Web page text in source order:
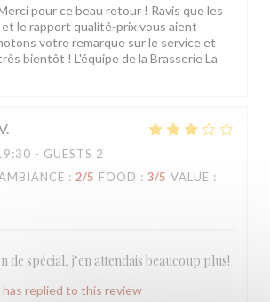
pour ce beau retour ! Ravis que les
et le rapport qualité-prix vous aient
votre remarque sur le service et
bientôt ! L'équipe de la Brasserie La
- GUESTS 2
: 2/5 FOOD : 3/5 VALUE :
de spécial, j’en attendais beaucoup plus!
has replied to this review